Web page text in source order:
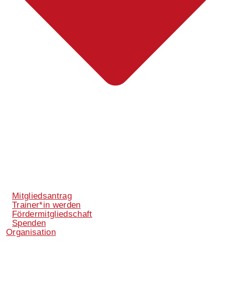
Mitgliedsantrag
Trainer*in werden
Fördermitgliedschaft
Spenden
Organisation